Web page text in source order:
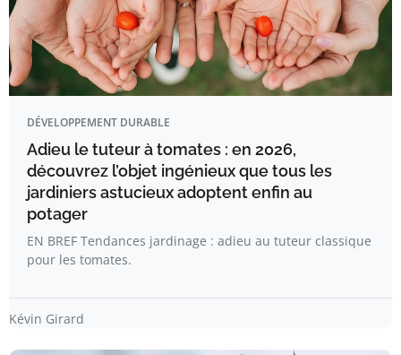
DÉVELOPPEMENT DURABLE
Adieu le tuteur à tomates : en 2026,
découvrez l’objet ingénieux que tous les
jardiniers astucieux adoptent enfin au
potager
EN BREF Tendances jardinage : adieu au tuteur classique
pour les tomates.
Kévin Girard